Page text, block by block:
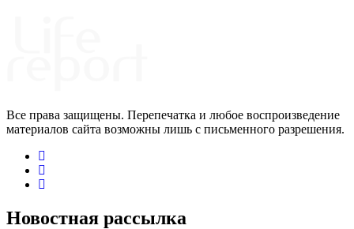
Все права защищены. Перепечатка и любое воспроизведение
материалов сайта возможны лишь с письменного разрешения.
Новостная рассылка